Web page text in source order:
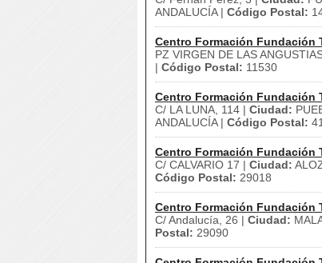
ANDALUCÍA | Código Postal:
Centro Formación Fundación
PZ VIRGEN DE LAS
| Código Postal: 11530
Centro Formación Fundación
C/ LA LUNA, 114 | Ciudad:
ANDALUCÍA | Código Postal:
Centro Formación Fundación
C/ CALVARIO 17 | Ciudad:
Código Postal: 29018
Centro Formación Fundación
C/ Andalucía, 26 | Ciudad:
Postal: 29090